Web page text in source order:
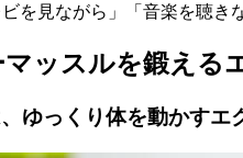
ビを見ながら」「音楽を聴
ッスルを鍛える
ゆっくり体を動かすエ